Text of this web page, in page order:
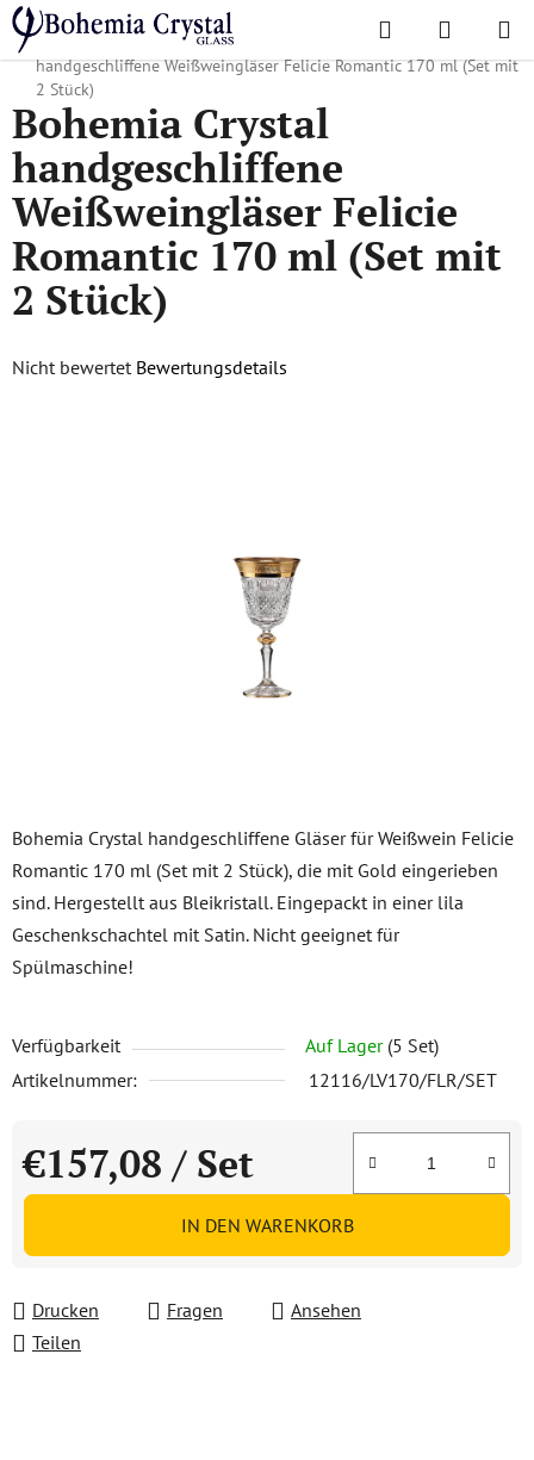
Zum
Inhalt
springen
Suchen
Startseite
/ Lieblingskollektionen /
Bohemia Crystal
handgeschliffene Weißweingläser Felicie Romantic 170 ml (Set mit
2 Stück)
Bohemia Crystal handgeschliffene Gläser für Weißwein Felicie
Romantic 170 ml (Set mit 2 Stück), die mit Gold eingerieben
sind. Hergestellt aus Bleikristall. Eingepackt in einer lila
Geschenkschachtel mit Satin. Nicht geeignet für
Spülmaschine!
Verfügbarkeit Auf Lager (5 Set)
Artikelnummer:
12116/LV170/FLR/SET
€157,08 / Set
Verkaufspreis:
IN DEN WARENKORB
Drucken Fragen
Ansehen
Teilen
Bohemia Crystal
handgeschliffene
Weißweingläser Felicie
Romantic 170 ml (Set mit
2 Stück)
Die
Nicht bewertet Bewertungsdetails